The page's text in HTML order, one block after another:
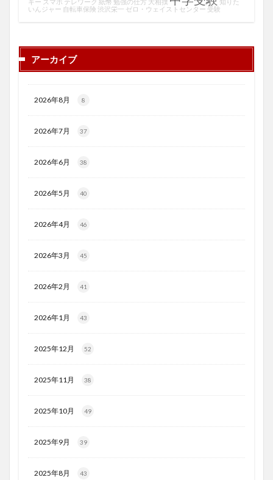
いんジャー 自転車保険 渋沢栄一 ゼロ・ウェイストセンター 受験
アーカイブ
2026年8月 8
2026年7月 37
2026年6月 38
2026年5月 40
2026年4月 46
2026年3月 45
2026年2月 41
2026年1月 43
2025年12月 52
2025年11月 38
2025年10月 49
2025年9月 39
2025年8月 43